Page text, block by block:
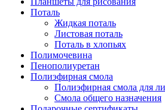
Поталь
Жидкая поталь
Листовая поталь
Поталь в хлопьях
Полимочевина
Пенополиуретан
Полиэфирная смола
Полиэфирная смола для
Смола общего назначения